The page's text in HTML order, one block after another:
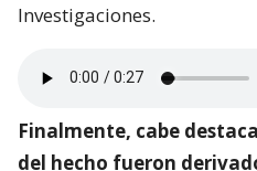
Investigaciones.
Finalmente, cabe
del hecho fueron